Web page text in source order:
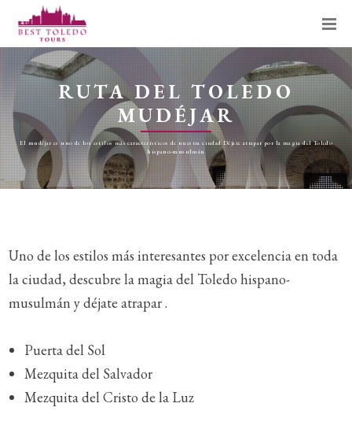
RUTA DEL TOLEDO
MUDÉJAR
El mudéjar es uno de los estilos más característicos de nuestra ciudad Déjate atrapar por la magia del Toledo
hispano-musulmán
Uno de los estilos más interesantes por excelencia en toda
la ciudad, descubre la magia del Toledo hispano-
musulmán y déjate atrapar .
Puerta del Sol
Mezquita del Salvador
Mezquita del Cristo de la Luz